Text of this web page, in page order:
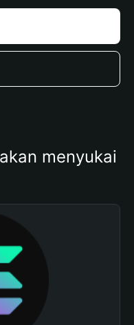
menyukai